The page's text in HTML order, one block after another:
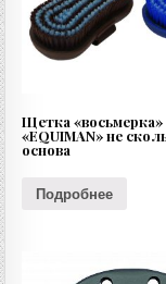
Щетка «восьмерка»
«EQUIMAN» не
основа
Подробнее